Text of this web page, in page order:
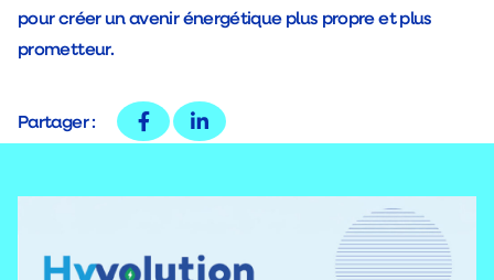
pour créer un avenir énergétique plus propre et plus
prometteur.
Partager :